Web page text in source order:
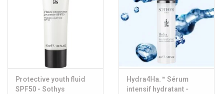
Protective youth fluid
SPF50 - Sothys
Hydra4Ha.™ Sérum
intensif hydratant -